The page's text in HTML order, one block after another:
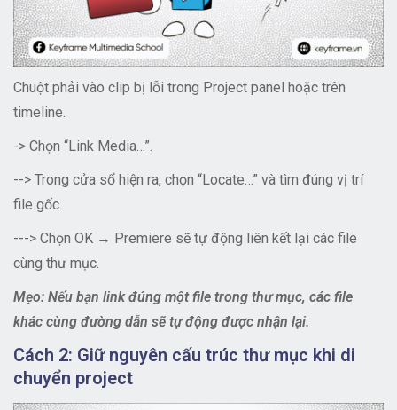
Chuột phải vào clip bị lỗi trong Project panel hoặc trên
timeline.
-> Chọn “Link Media…”.
--> Trong cửa sổ hiện ra, chọn “Locate…” và tìm đúng vị trí
file gốc.
---> Chọn OK → Premiere sẽ tự động liên kết lại các file
cùng thư mục.
Mẹo: Nếu bạn link đúng một file trong thư mục, các file
khác cùng đường dẫn sẽ tự động được nhận lại.
Cách 2: Giữ nguyên cấu trúc thư mục khi di
chuyển project